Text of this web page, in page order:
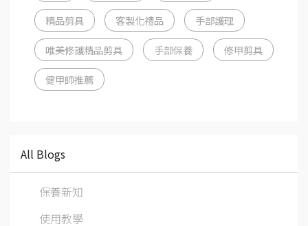
精品剪具 客製化禮品 手部護理
唯美修護精品剪具 手部保養 修甲剪具
健甲師推薦
All Blogs
保養新知
使用教學